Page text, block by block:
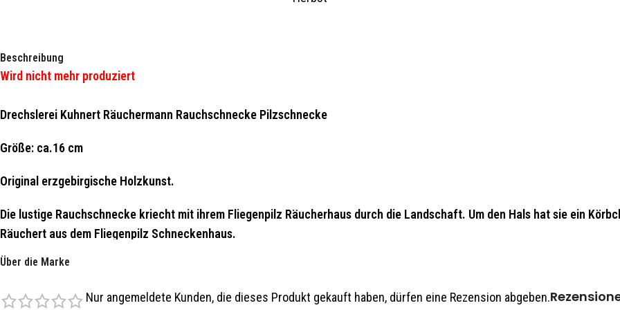
Beschreibung
Wird nicht mehr produziert
Drechslerei Kuhnert Räuchermann Rauchschnecke Pilzschnecke
Größe: ca.16 cm
Original erzgebirgische Holzkunst.
Die lustige Rauchschnecke kriecht mit ihrem Fliegenpilz Räucherhaus durch die Landschaft. Um den Hals hat sie ein
Räuchert aus dem Fliegenpilz Schneckenhaus.
Das Schneckenhaus lässt sich abnehmen und kann mit Räucherkerzen bestückt werden. Passende moderne Räucherfigur
Produziert wird dieser schöne Rauchfigur in der Drechslerei Kuhnert Rothenkirchen.
Über die Marke
Nur angemeldete Kunden, die dieses Produkt gekauft haben, dürfen eine Rezension abgeben.